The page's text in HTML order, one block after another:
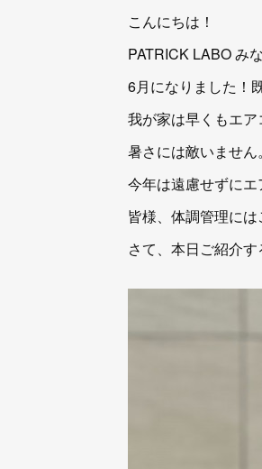
こんにちは！
PATRICK LABO み
6月になりました！
我が家は早くもエア
暑さには敵いません
今年は遠慮せずにエ
皆様、体調管理には
さて、本日ご紹介す